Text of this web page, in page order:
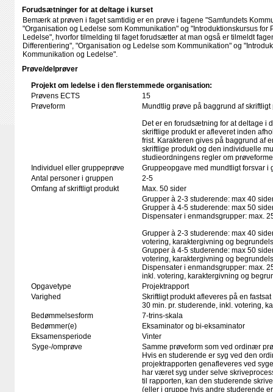
Forudsætninger for at deltage i kurset
Bemærk at prøven i faget samtidig er en prøve i fagene "Samfundets
"Organisation og Ledelse som Kommunikation" og "Introduktionskursus for
Ledelse", hvorfor tilmelding til faget forudsætter at man også er tilmeldt
Differentiering", "Organisation og Ledelse som Kommunikation" og
Kommunikation og Ledelse".
Prøve/delprøver
Projekt om ledelse i den flerstemmede organisation:
Prøvens ECTS
15
Prøveform
Mundtlig prøve på baggrund af skriftligt
Det er en forudsætning for at deltage i
skriftlige produkt er afleveret inden
frist. Karakteren gives på baggrund af
skriftlige produkt og den individuelle
studieordningens regler om
Individuel eller gruppeprøve
Gruppeopgave med mundtligt forsvar i
Antal personer i gruppen
2-5
Omfang af skriftligt produkt
Max. 50 sider
Grupper à 2-3 studerende: max 40
Grupper à 4-5 studerende: max 50
Dispensater i enmandsgrupper: max.
Grupper à 2-3 studerende: max 40
votering, karaktergivning og
Grupper à 4-5 studerende: max 50
votering, karaktergivning og
Dispensater i enmandsgrupper: max.
inkl. votering, karaktergivning og
Opgavetype
Projektrapport
Varighed
Skriftligt produkt afleveres på en
30 min. pr. studerende, inkl. votering,
Bedømmelsesform
7-trins-skala
Bedømmer(e)
Eksaminator og bi-eksaminator
Eksamensperiode
Vinter
Syge-/omprøve
Samme prøveform som ved ordinær
Hvis en studerende er syg ved den
projektrapporten genafleveres ved
har været syg under selve
til rapporten, kan den studerende
(eller i gruppe hvis andre studerende